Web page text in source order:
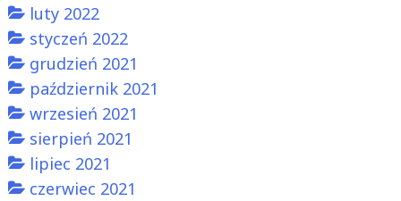
luty 2022
styczeń 2022
grudzień 2021
październik 2021
wrzesień 2021
sierpień 2021
lipiec 2021
czerwiec 2021